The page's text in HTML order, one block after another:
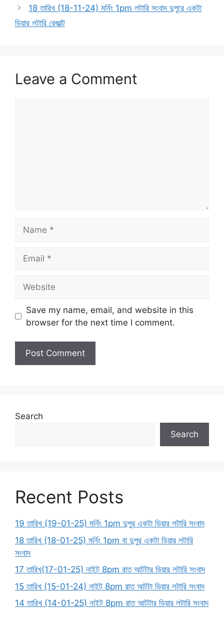
18 তারিখ (18-11-24) মর্নিং 1pm লটারি সংবাদ দুপুরে একটা
ডিয়ার লটারি রেজাল্ট
Leave a Comment
Save my name, email, and website in this
browser for the next time I comment.
Search
Search
Recent Posts
19 তারিখ (19-01-25) মর্নিং 1pm দুপুর একটা ডিয়ার লটারি সংবাদ
18 তারিখ (18-01-25) মর্নিং 1pm বা দুপুর একটা ডিয়ার লটারি
সংবাদ
17 তারিখ(17-01-25) নাইট 8pm রাত আটটার ডিয়ার লটারি সংবাদ
15 তারিখ (15-01-24) নাইট 8pm রাত আটটা ডিয়ার লটারি সংবাদ
14 তারিখ (14-01-25) নাইট 8pm রাত আটটার ডিয়ার লটারি সংবাদ